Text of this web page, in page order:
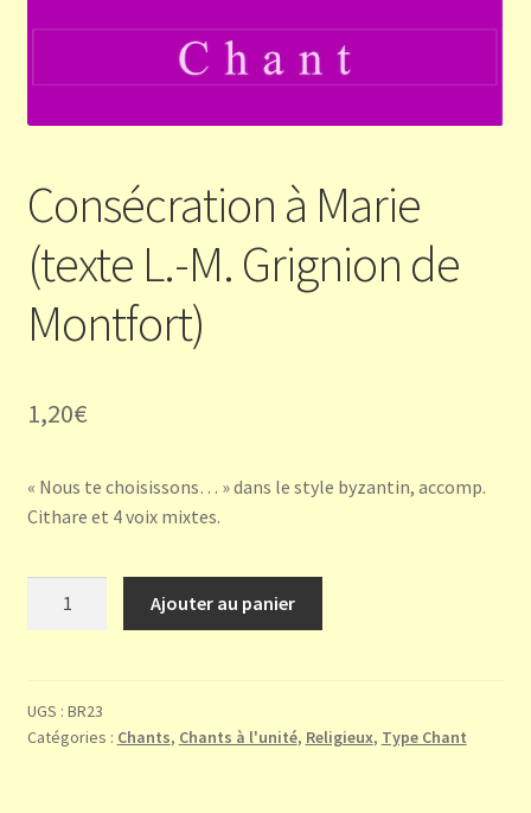
Consécration à Marie
(texte L.-M. Grignion de
Montfort)
1,20€
« Nous te choisissons… » dans le style byzantin, accomp.
Cithare et 4 voix mixtes.
Marie
(texte
Ajouter au panier
UGS : BR23
Catégories : Chants, Chants à l'unité, Religieux, Type Chant